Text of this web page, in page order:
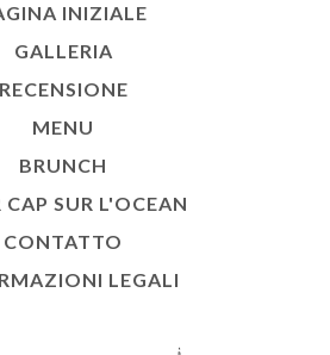
INIZIALE
GALLERIA
RECENSIONE
MENU
BRUNCH
CAP SUR L'OCEAN
CONTATTO
LEGALI